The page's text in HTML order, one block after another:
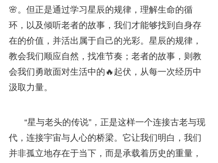
🌸。但正是通过学习星辰的规律，理解生命的循
环，以及倾听老者的故事，我们才能够找到自身存
在的价值，并活出属于自己的光彩。星辰的规律，
教会我们顺应自然，找准节奏；老者的故事，则教
会我们勇敢面对生活中的🔥起伏，从每一次经历中
汲取力量。
“星与老头的传说”，正是这样一个连接古老与现
代，连接宇宙与人心的桥梁。它让我们明白，我们
并非孤立地存在于当下，而是承载着历史的重量，